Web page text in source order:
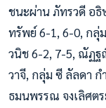
ชนะผ่าน ภัทรวดี อ
ทรัพย์ 6-1, 6-0, กลุ่
วนิช 6-2, 7-5, ณัฏฐ
วาจี, กลุ่ม ซี ลัลดา
ธมนพรรณ จงเลิศต